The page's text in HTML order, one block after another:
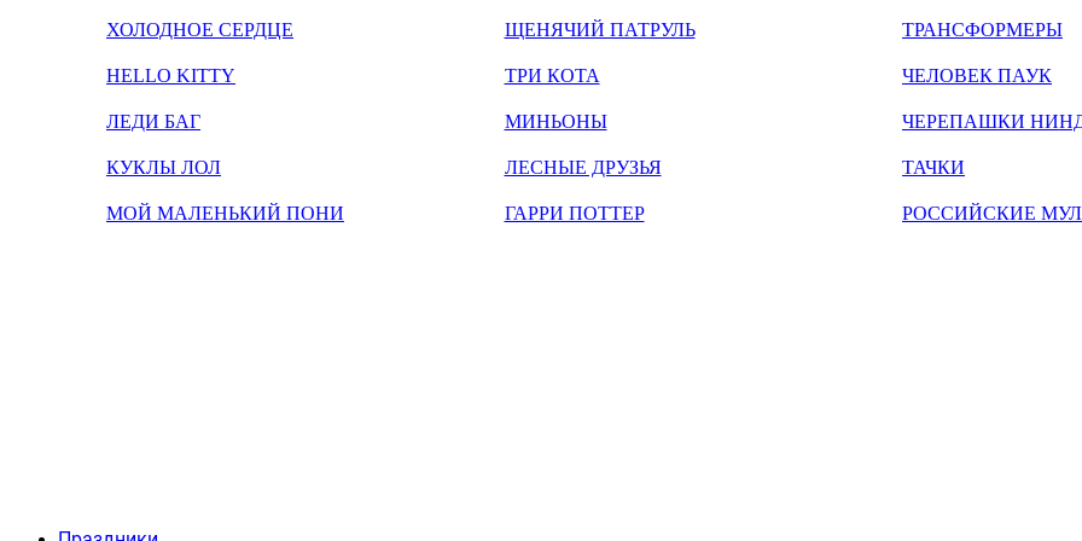
ХОЛОДНОЕ СЕРДЦЕ
HELLO KITTY
ЛЕДИ БАГ
КУКЛЫ ЛОЛ
МОЙ МАЛЕНЬКИЙ ПОНИ
ЩЕНЯЧИЙ ПАТРУЛЬ
ТРИ КОТА
МИНЬОНЫ
ЛЕСНЫЕ ДРУЗЬЯ
ГАРРИ ПОТТЕР
ТРАНСФОРМЕРЫ
ЧЕЛОВЕК ПАУК
ЧЕРЕПАШКИ
ТАЧКИ
РОССИЙСКИЕ